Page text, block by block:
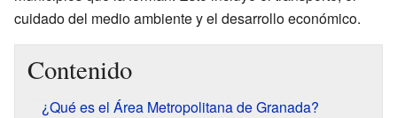
cuidado del medio ambiente y el desarrollo económico.
Contenido
¿Qué es el Área Metropolitana de Granada?